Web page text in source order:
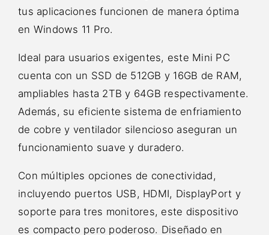
tus aplicaciones funcionen de manera óptima
en Windows 11 Pro.
Ideal para usuarios exigentes, este Mini PC
cuenta con un SSD de 512GB y 16GB de RAM,
ampliables hasta 2TB y 64GB respectivamente.
Además, su eficiente sistema de enfriamiento
de cobre y ventilador silencioso aseguran un
funcionamiento suave y duradero.
Con múltiples opciones de conectividad,
incluyendo puertos USB, HDMI, DisplayPort y
soporte para tres monitores, este dispositivo
es compacto pero poderoso. Diseñado en